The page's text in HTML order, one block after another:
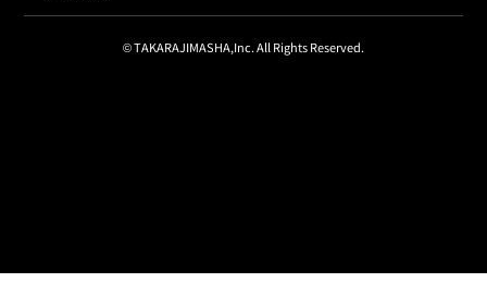
© TAKARAJIMASHA,Inc. All Rights Reserved.